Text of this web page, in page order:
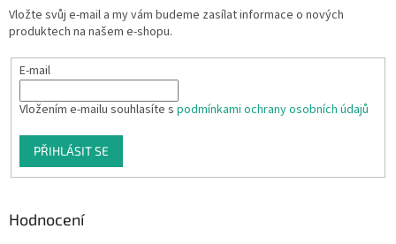
Vložte svůj e-mail a my vám budeme zasílat informace o nových
produktech na našem e-shopu.
E-mail
Vložením e-mailu souhlasíte s podmínkami ochrany osobních údajů
PŘIHLÁSIT SE
Hodnocení